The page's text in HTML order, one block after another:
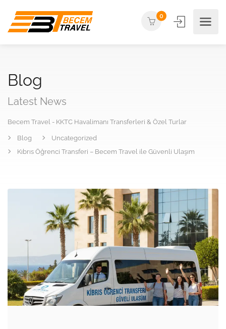
0
Blog
Latest News
Becem Travel - KKTC Havalimanı Transferleri & Özel Turlar
Blog
Uncategorized
Kıbrıs Öğrenci Transferi – Becem Travel ile Güvenli Ulaşım